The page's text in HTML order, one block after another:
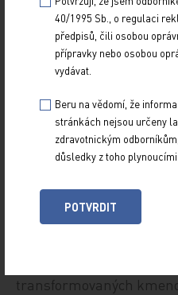
hormonální léčbu. U
buněčných linií
imunohistochemicky
farmakologickým
(chemickou kastrací)
zmíněn jen
fáze diferenciace
transformovaných
40/1995 Sb., o regulaci
předpisů, čili osobou
přípravky nebo osobou
vydávat.
Beru na vědomí, že
stránkách nejsou určeny
zdravotnickým
důsledky z toho
POTVRDIT